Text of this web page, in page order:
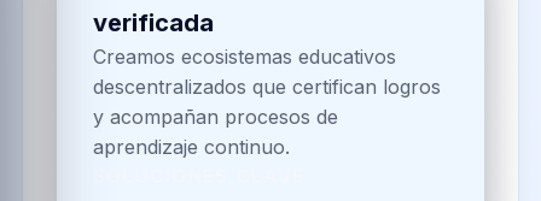
verificada
Creamos ecosistemas educativos
descentralizados que certifican logros
y acompañan procesos de
aprendizaje continuo.